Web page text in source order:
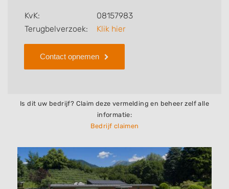
Zoekt u een ander bedrijf? Bekijk dan andere
hoveniers en bedrijven inEnschede
KvK:
08157983
Terugbelverzoek:
Klik hier
Contact opnemen
Is dit uw bedrijf? Claim deze vermelding en beheer zelf alle
informatie:
Bedrijf claimen